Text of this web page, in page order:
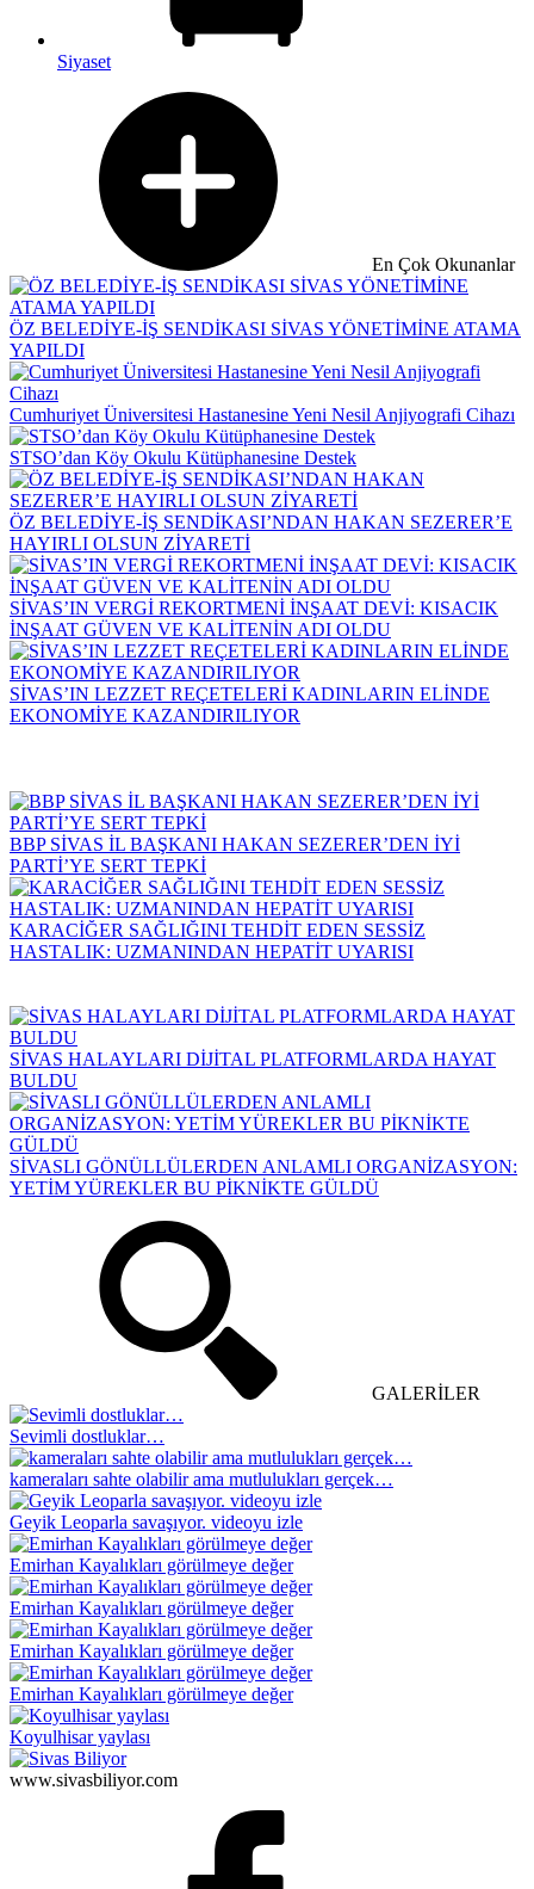
Siyaset
En Çok Okunanlar
ÖZ BELEDİYE-İŞ SENDİKASI SİVAS YÖNETİMİNE ATAMA
YAPILDI
Cumhuriyet Üniversitesi Hastanesine Yeni Nesil Anjiyografi Cihazı
STSO’dan Köy Okulu Kütüphanesine Destek
ÖZ BELEDİYE-İŞ SENDİKASI’NDAN HAKAN SEZERER’E
HAYIRLI OLSUN ZİYARETİ
SİVAS’IN VERGİ REKORTMENİ İNŞAAT DEVİ: KISACIK
İNŞAAT GÜVEN VE KALİTENİN ADI OLDU
SİVAS’IN LEZZET REÇETELERİ KADINLARIN ELİNDE
EKONOMİYE KAZANDIRILIYOR
BBP SİVAS İL BAŞKANI HAKAN SEZERER’DEN İYİ
PARTİ’YE SERT TEPKİ
KARACİĞER SAĞLIĞINI TEHDİT EDEN SESSİZ
HASTALIK: UZMANINDAN HEPATİT UYARISI
SİVAS HALAYLARI DİJİTAL PLATFORMLARDA HAYAT
BULDU
SİVASLI GÖNÜLLÜLERDEN ANLAMLI ORGANİZASYON:
YETİM YÜREKLER BU PİKNİKTE GÜLDÜ
GALERİLER
Sevimli dostluklar…
kameraları sahte olabilir ama mutlulukları gerçek…
Geyik Leoparla savaşıyor. videoyu izle
Emirhan Kayalıkları görülmeye değer
Emirhan Kayalıkları görülmeye değer
Emirhan Kayalıkları görülmeye değer
Emirhan Kayalıkları görülmeye değer
Koyulhisar yaylası
www.sivasbiliyor.com